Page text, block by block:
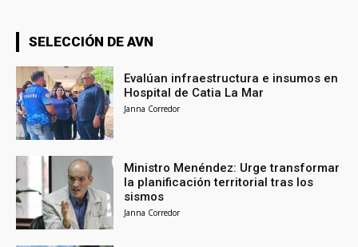
SELECCIÓN DE AVN
Evalúan infraestructura e insumos en
Hospital de Catia La Mar
Janna Corredor
Ministro Menéndez: Urge transformar
la planificación territorial tras los
sismos
Janna Corredor